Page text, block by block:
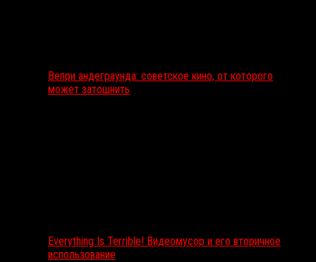
Вепри андеграунда: советское кино, от которого
может затошнить
Everything Is Terrible! Видеомусор и его вторичное
использование